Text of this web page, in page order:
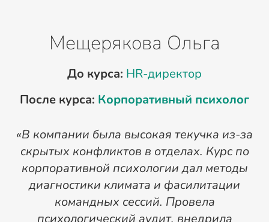
Мещерякова Ольга
До курса: HR-директор
После курса: Корпоративный психолог
«В компании была высокая текучка из-за
скрытых конфликтов в отделах. Курс по
корпоративной психологии дал методы
диагностики климата и фасилитации
командных сессий. Провела
психологический аудит, внедрила